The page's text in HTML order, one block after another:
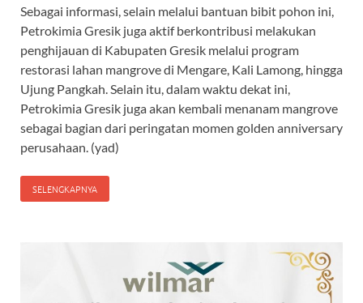
Sebagai informasi, selain melalui bantuan bibit pohon ini,
Petrokimia Gresik juga aktif berkontribusi melakukan
penghijauan di Kabupaten Gresik melalui program
restorasi lahan mangrove di Mengare, Kali Lamong, hingga
Ujung Pangkah. Selain itu, dalam waktu dekat ini,
Petrokimia Gresik juga akan kembali menanam mangrove
sebagai bagian dari peringatan momen golden anniversary
perusahaan. (yad)
SELENGKAPNYA